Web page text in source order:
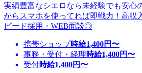
実績豊富なシエロなら未経験でも安
からスマホを使ってれば即戦力！高収
ピード採用・WEB面談◎
携帯ショップ時給1,400円〜
事務・受付・経理時給1,400円〜
受付時給1,400円〜